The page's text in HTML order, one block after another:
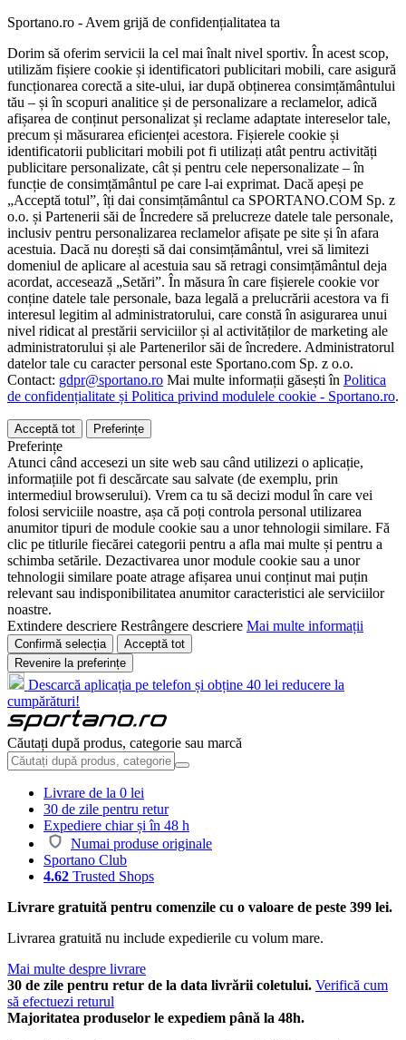
Sportano.ro - Avem grijă de confidențialitatea ta
Dorim să oferim servicii la cel mai înalt nivel sportiv. În acest scop,
utilizăm fișiere cookie și identificatori publicitari mobili, care asigură
funcționarea corectă a site-ului, iar după obținerea consimțământului
tău – și în scopuri analitice și de personalizare a reclamelor, adică
afișarea de conținut personalizat și reclame adaptate intereselor tale,
precum și măsurarea eficienței acestora. Fișierele cookie și
identificatorii publicitari mobili pot fi utilizați atât pentru activități
publicitare personalizate, cât și pentru cele nepersonalizate – în
funcție de consimțământul pe care l-ai exprimat. Dacă apeși pe
„Acceptă totul”, îți dai consimțământul ca SPORTANO.COM Sp. z
o.o. și Partenerii săi de Încredere să prelucreze datele tale personale,
inclusiv pentru personalizarea reclamelor afișate pe site și în afara
acestuia. Dacă nu dorești să dai consimțământul, vrei să limitezi
domeniul de aplicare al acestuia sau să retragi consimțământul deja
acordat, accesează „Setări”. În măsura în care fișierele cookie vor
conține datele tale personale, baza legală a prelucrării acestora va fi
interesul legitim al administratorului, care constă în asigurarea unui
nivel ridicat al prestării serviciilor și al activităților de marketing ale
administratorului și ale Partenerilor săi de încredere. Administratorul
datelor tale cu caracter personal este Sportano.com Sp. z o.o.
Contact: gdpr@sportano.ro Mai multe informații găsești în Politica
de confidențialitate și Politica privind modulele cookie - Sportano.ro.
Acceptă tot Preferințe
Preferințe
Atunci când accesezi un site web sau când utilizezi o aplicație,
informațiile pot fi descărcate sau salvate (de exemplu, prin
intermediul browserului). Vrem ca tu să decizi modul în care vei
folosi serviciile noastre, așa că poți controla personal utilizarea
anumitor tipuri de module cookie sau a unor tehnologii similare. Fă
clic pe titlurile fiecărei categorii pentru a afla mai multe și pentru a
schimba setările. Dezactivarea unor module cookie sau a unor
tehnologii similare poate atrage afișarea unui conținut mai puțin
relevant sau indisponibilitatea anumitor caracteristici ale serviciilor
noastre.
Extindere descriere Restrângere descriere Mai multe informații
Confirmă selecția
Acceptă tot
Revenire la preferințe
Descarcă aplicația pe telefon și obține 40 lei reducere la
cumpărături!
Căutați după produs, categorie sau marcă
Livrare de la 0 lei
30 de zile pentru retur
Expediere chiar și în 48 h
Numai produse originale
Sportano Club
4.62 Trusted Shops
Livrare gratuită pentru comenzile cu o valoare de peste 399 lei.
Livrarea gratuită nu include expedierile cu volum mare.
Mai multe despre livrare
30 de zile pentru retur de la data livrării coletului. Verifică cum
să efectuezi returul
Majoritatea produselor le expediem până la 48h.